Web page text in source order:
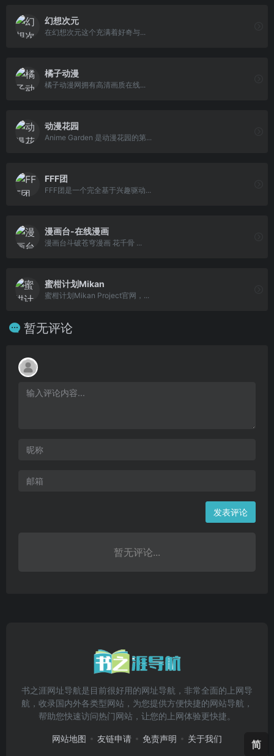
幻想次元
在幻想次元这个充满着好奇与...
橘子动漫
橘子动漫网拥有高清画质在线...
动漫花园
Anime Garden 是动漫花园的第...
FFF团
FFF团是一个完全基于兴趣驱动...
漫画台-在线漫画
漫画台斗破苍穹漫画 花千骨 ...
蜜柑计划Mikan
蜜柑计划Mikan Project官网，...
暂无评论
发表评论
暂无评论...
书之涯网址导航是目前很好用的网址导航，非常全面的上网导
航，收录国内外各类型网站，为您提供方便快捷的网站导航，
帮助您快速访问热门网站，让您的上网体验更快捷。
网站地图 友链申请 免责声明 关于我们 简